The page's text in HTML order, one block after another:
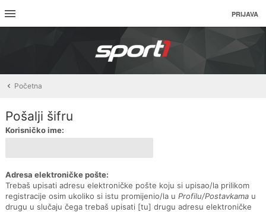
PRIJAVA
Početna
Pošalji šifru
Korisničko ime:
Adresa elektroničke pošte:
Trebaš upisati adresu elektroničke pošte koju si upisao/la prilikom
registracije osim ukoliko si istu promijenio/la u Profilu/Postavkama u
drugu u slučaju čega trebaš upisati [tu] drugu adresu elektroničke